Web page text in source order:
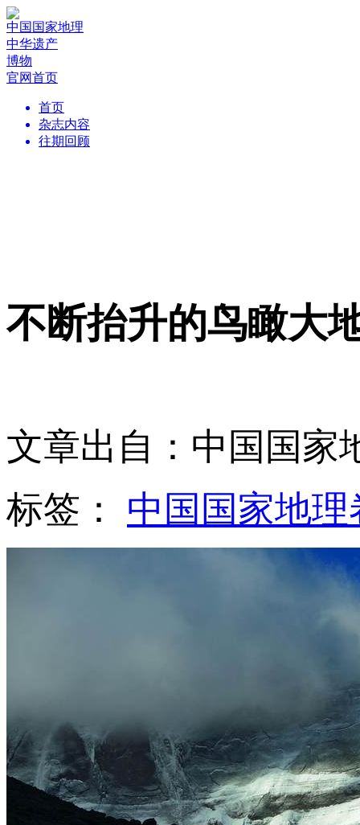
中国国家地理
中华遗产
博物
官网首页
首页
杂志内容
往期回顾
不断抬升的鸟瞰大
文章出自：中国国家
标签： 中国国家地理